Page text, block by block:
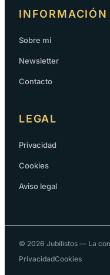
INFORMACIÓN
Sobre mí
Newsletter
Contacto
LEGAL
Privacidad
Cookies
Aviso legal
© 2026 Jubilistos — La
PrivacidadCookies